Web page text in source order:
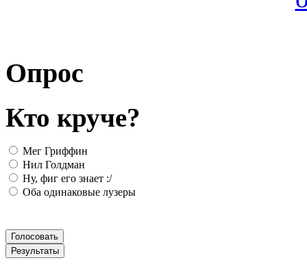
Опрос
Кто круче?
Мег Гриффин
Нил Голдман
Ну, фиг его знает :/
Оба одинаковые лузеры